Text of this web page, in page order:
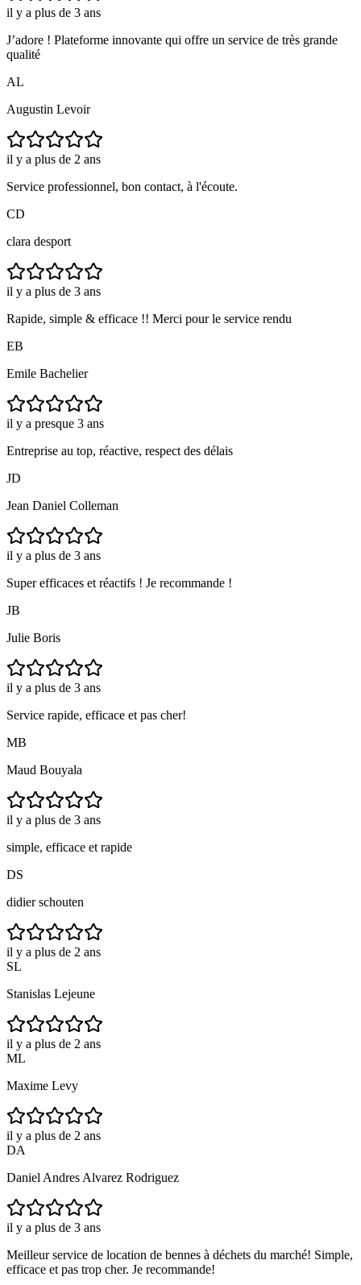
il y a plus de 3 ans
J’adore ! Plateforme innovante qui offre un service de très grande
qualité
AL
Augustin Levoir
il y a plus de 2 ans
Service professionnel, bon contact, à l'écoute.
CD
clara desport
il y a plus de 3 ans
Rapide, simple & efficace !! Merci pour le service rendu
EB
Emile Bachelier
il y a presque 3 ans
Entreprise au top, réactive, respect des délais
JD
Jean Daniel Colleman
il y a plus de 3 ans
Super efficaces et réactifs ! Je recommande !
JB
Julie Boris
il y a plus de 3 ans
Service rapide, efficace et pas cher!
MB
Maud Bouyala
il y a plus de 3 ans
simple, efficace et rapide
DS
didier schouten
il y a plus de 2 ans
SL
Stanislas Lejeune
il y a plus de 2 ans
ML
Maxime Levy
il y a plus de 2 ans
DA
Daniel Andres Alvarez Rodriguez
il y a plus de 3 ans
Meilleur service de location de bennes à déchets du marché! Simple,
efficace et pas trop cher. Je recommande!